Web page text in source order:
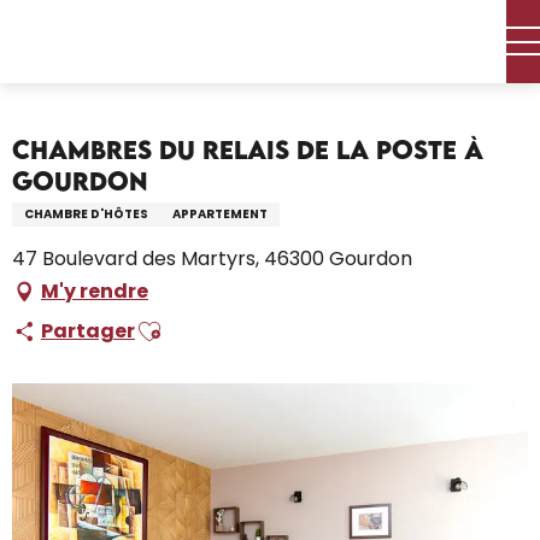
Chambres du Relais de la Poste à
Gourdon
CHAMBRE D'HÔTES APPARTEMENT
47 Boulevard des Martyrs, 46300 Gourdon
M'y rendre
PartagerAjouter aux favoris